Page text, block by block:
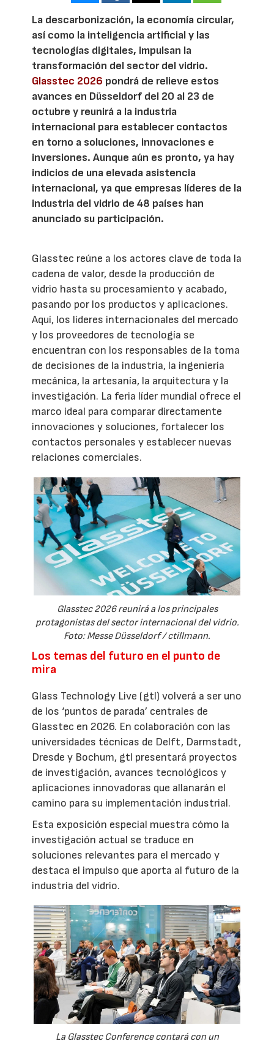
La descarbonización, la economía circular,
así como la inteligencia artificial y las
tecnologías digitales, impulsan la
transformación del sector del vidrio.
Glasstec 2026 pondrá de relieve estos
avances en Düsseldorf del 20 al 23 de
octubre y reunirá a la industria
internacional para establecer contactos
en torno a soluciones, innovaciones e
inversiones. Aunque aún es pronto, ya hay
indicios de una elevada asistencia
internacional, ya que empresas líderes de la
industria del vidrio de 48 países han
anunciado su participación.
Glasstec reúne a los actores clave de toda la
cadena de valor, desde la producción de
vidrio hasta su procesamiento y acabado,
pasando por los productos y aplicaciones.
Aquí, los líderes internacionales del mercado
y los proveedores de tecnología se
encuentran con los responsables de la toma
de decisiones de la industria, la ingeniería
mecánica, la artesanía, la arquitectura y la
investigación. La feria líder mundial ofrece el
marco ideal para comparar directamente
innovaciones y soluciones, fortalecer los
contactos personales y establecer nuevas
relaciones comerciales.
Glasstec 2026 reunirá a los principales
protagonistas del sector internacional del vidrio.
Foto: Messe Düsseldorf / ctillmann.
Los temas del futuro en el punto de
mira
Glass Technology Live (gtl) volverá a ser uno
de los ‘puntos de parada’ centrales de
Glasstec en 2026. En colaboración con las
universidades técnicas de Delft, Darmstadt,
Dresde y Bochum, gtl presentará proyectos
de investigación, avances tecnológicos y
aplicaciones innovadoras que allanarán el
camino para su implementación industrial.
Esta exposición especial muestra cómo la
investigación actual se traduce en
soluciones relevantes para el mercado y
destaca el impulso que aporta al futuro de la
industria del vidrio.
La Glasstec Conference contará con un